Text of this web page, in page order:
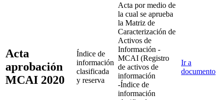
Acta
aprobación
MCAI 2020
Índice de
información
clasificada
y reserva
Acta por medio de
la cual se aprueba
la Matriz de
Caracterización de
Activos de
Información -
MCAI (Registro
de activos de
información
-Índice de
información
Ir a
documento